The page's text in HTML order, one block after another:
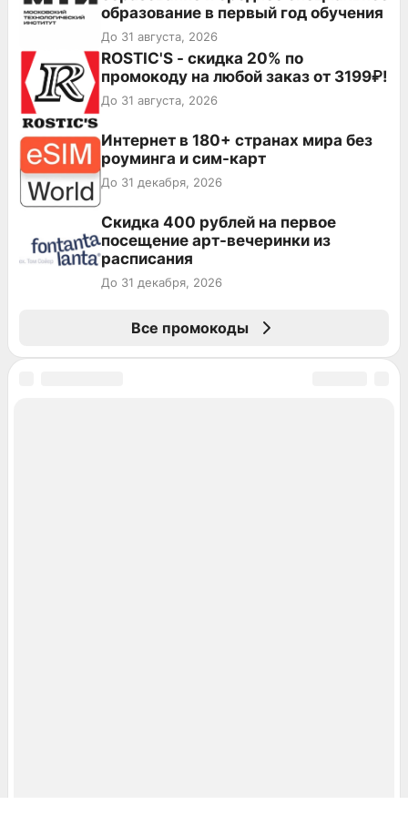
образование в первый год обучения
До 31 августа, 2026
ROSTIC'S - скидка 20% по
промокоду на любой заказ от 3199₽!
До 31 августа, 2026
Интернет в 180+ странах мира без
роуминга и сим-карт
До 31 декабря, 2026
Cкидка 400 рублей на первое
посещение арт-вечеринки из
расписания
До 31 декабря, 2026
Все промокоды